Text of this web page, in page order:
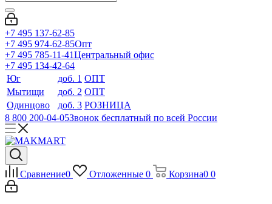
+7 495 137-62-85
+7 495 974-62-85Опт
+7 495 785-11-41Центральный офис
+7 495 134-42-64
Юг
доб. 1 ОПТ
Мытищи
доб. 2 ОПТ
Одинцово
доб. 3 РОЗНИЦА
8 800 200-04-05Звонок бесплатный по всей России
Сравнение0 Отложенные 0 Корзина0 0